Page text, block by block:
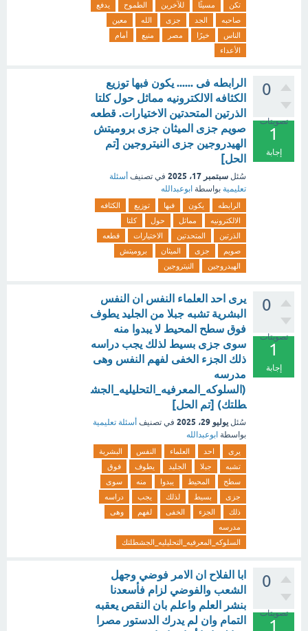
تكن
مسيئًا للآخرين الطموح
يدفع
صاحبه
الجد جزى الله
معين
الناس
خيرًا مصر منيع
أمام
الأعداء
0
تصويتات
1
إجابة
الرابطه فى ...... يكون فبها توزيع
الكثافه الالكترونيه مماثل حول كلتا
الذرتين المتحدتين الاختيارات. قطعه
صويم جزى الميثان جزى بروميتش
الهيدروجين جزى النيتروجين [تم
الحل]
سُئل سبتمبر 17، 2025 في تصنيف أسئلة
تعليمية بواسطة ابوعبدالله
الرابطه يكون فبها توزيع
الكثافه
الالكترونيه
مماثل حول
كلتا
الذرتين
المتحدتين الاختيارات
قطعه
صويم
جزى الميثان
بروميتش
الهيدروجين
النيتروجين
0
تصويتات
1
إجابة
يرى احد العلماء النفس ان النفس
البشرية تشبه جبلا من الجليد يطوف
فوق سطح المحيط لا يبدوا منه
سوى جزى بسيط لذلك يجب دراسه
ذلك الجزء الخفى لفهم النفس وهى
مدرسه
(السلوكه_المعرفيه_التحليليه_الجش
طلتك) [تم الحل]
سُئل يوليو 29، 2025 في تصنيف أسئلة تعليمية
بواسطة ابوعبدالله
يرى احد العلماء النفس
البشرية
تشبه
جبلا الجليد يطوف
فوق
سطح
المحيط يبدوا منه
سوى
جزى
بسيط لذلك يجب
دراسه
ذلك
الجزء الخفى لفهم
وهى
مدرسه
السلوكه_المعرفيه_التحليليه_الجشطلتك
0
تصويتات
1
ابا الفلاح ان الامر فوضي وجهل
الشعب والفوضي لزام فأسعدنا
بنشر العلم واعلم بان النقص يعقبه
التمام وان لم يدرك الدستور مصرا